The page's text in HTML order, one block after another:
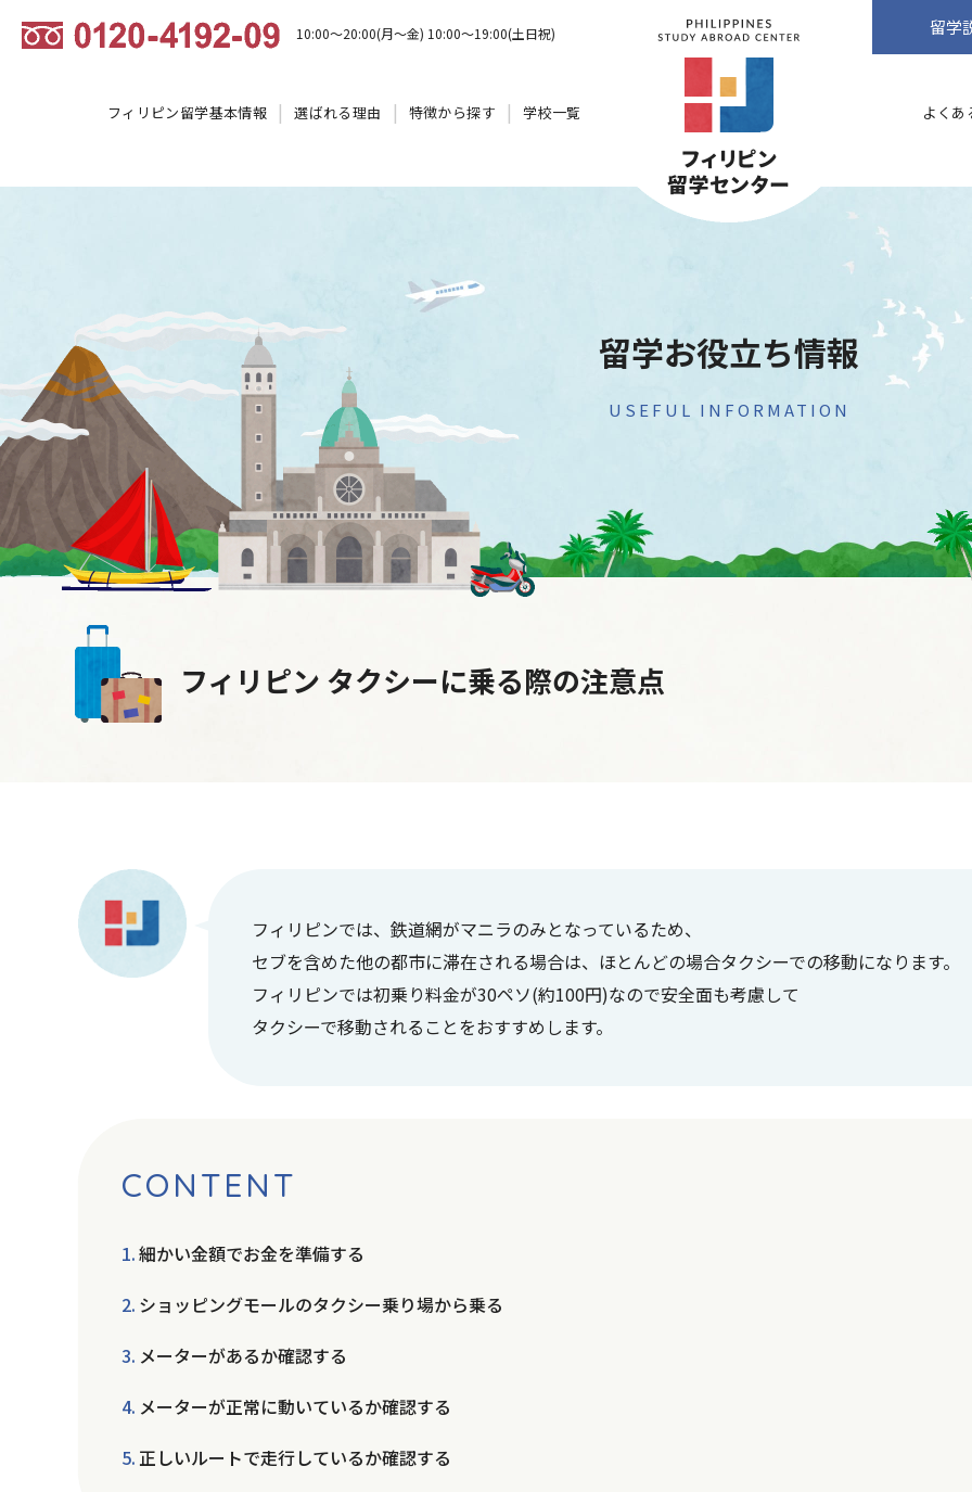
10:00～20:00(月～金) 10:00～19:00(土日祝) 留学
フィリピン留学基本情報 選ばれる理由 特徴から探す 学校一覧 よくあ
留学お役立ち情報
USEFUL INFORMATION
フィリピン タクシーに乗る際の注意点
フィリピンでは、鉄道網がマニラのみとなっているため、
セブを含めた他の都市に滞在される場合は、ほとんどの場合タクシーでの移動になります。
フィリピンでは初乗り料金が30ペソ(約100円)なので安全面も考慮して
タクシーで移動されることをおすすめします。
CONTENT
細かい金額でお金を準備する
ショッピングモールのタクシー乗り場から乗る
メーターがあるか確認する
メーターが正常に動いているか確認する
正しいルートで走行しているか確認する